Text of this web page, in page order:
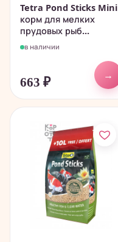
Tetra Pond Sticks Mini
корм для мелких
прудовых рыб...
в наличии
663 ₽
→